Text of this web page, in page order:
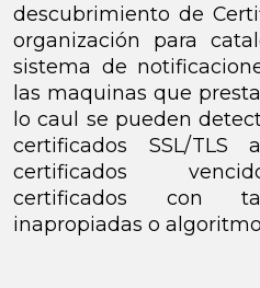
descubrimiento de
organización para
sistema de
las maquinas que
lo caul se pueden
certificados SSL/TLS
certificados
certificados con
inapropiadas o